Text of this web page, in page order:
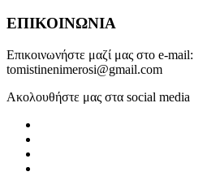
ΕΠΙΚΟΙΝΩΝΙΑ
Επικοινωνήστε μαζί μας στο e-mail:
tomistinenimerosi@gmail.com
Ακολουθήστε μας στα social media